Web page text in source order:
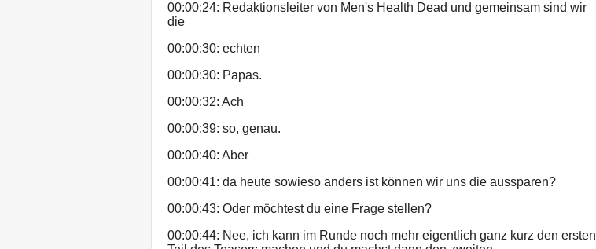
00:00:24: Redaktionsleiter von Men's Health Dead und gemeinsam sind wir
die
00:00:30: echten
00:00:30: Papas.
00:00:32: Ach
00:00:39: so, genau.
00:00:40: Aber
00:00:41: da heute sowieso anders ist können wir uns die aussparen?
00:00:43: Oder möchtest du eine Frage stellen?
00:00:44: Nee, ich kann im Runde noch mehr eigentlich ganz kurz den ersten